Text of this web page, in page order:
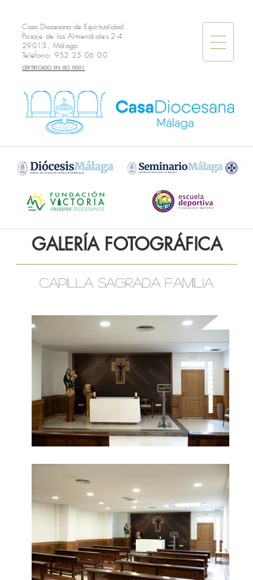
Casa Diocesana de Espiritualidad
Pasaje de los Almendrales 2-4
29013, Málaga
Teléfono: 952 25 06 00
CERTIFICADO EN ISO 9001
GALERÍA FOTOGRÁFICA
CAPILLA sagrada familia